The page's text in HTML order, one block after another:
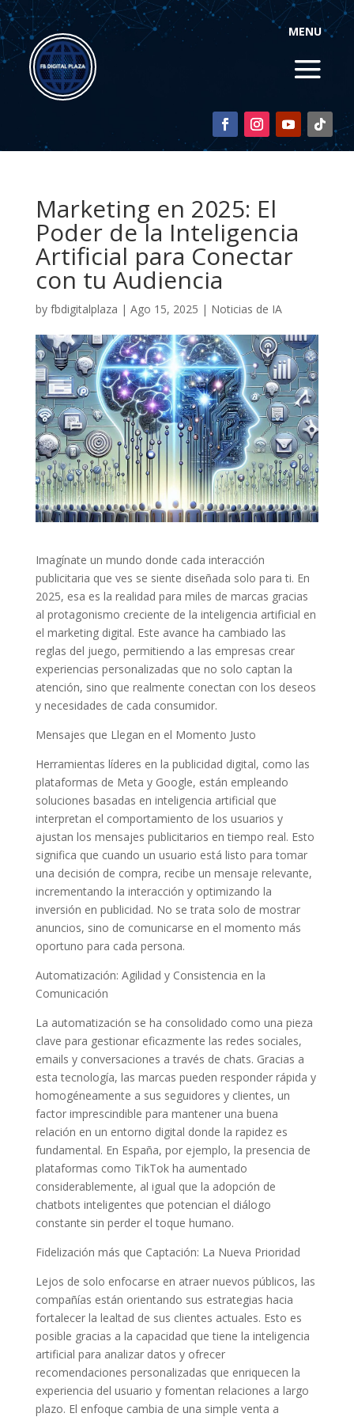
MENU
Marketing en 2025: El
Poder de la Inteligencia
Artificial para Conectar
con tu Audiencia
by fbdigitalplaza | Ago 15, 2025 | Noticias de IA
Imagínate un mundo donde cada interacción
publicitaria que ves se siente diseñada solo para ti. En
2025, esa es la realidad para miles de marcas gracias
al protagonismo creciente de la inteligencia artificial en
el marketing digital. Este avance ha cambiado las
reglas del juego, permitiendo a las empresas crear
experiencias personalizadas que no solo captan la
atención, sino que realmente conectan con los deseos
y necesidades de cada consumidor.
Mensajes que Llegan en el Momento Justo
Herramientas líderes en la publicidad digital, como las
plataformas de Meta y Google, están empleando
soluciones basadas en inteligencia artificial que
interpretan el comportamiento de los usuarios y
ajustan los mensajes publicitarios en tiempo real. Esto
significa que cuando un usuario está listo para tomar
una decisión de compra, recibe un mensaje relevante,
incrementando la interacción y optimizando la
inversión en publicidad. No se trata solo de mostrar
anuncios, sino de comunicarse en el momento más
oportuno para cada persona.
Automatización: Agilidad y Consistencia en la
Comunicación
La automatización se ha consolidado como una pieza
clave para gestionar eficazmente las redes sociales,
emails y conversaciones a través de chats. Gracias a
esta tecnología, las marcas pueden responder rápida y
homogéneamente a sus seguidores y clientes, un
factor imprescindible para mantener una buena
relación en un entorno digital donde la rapidez es
fundamental. En España, por ejemplo, la presencia de
plataformas como TikTok ha aumentado
considerablemente, al igual que la adopción de
chatbots inteligentes que potencian el diálogo
constante sin perder el toque humano.
Fidelización más que Captación: La Nueva Prioridad
Lejos de solo enfocarse en atraer nuevos públicos, las
compañías están orientando sus estrategias hacia
fortalecer la lealtad de sus clientes actuales. Esto es
posible gracias a la capacidad que tiene la inteligencia
artificial para analizar datos y ofrecer
recomendaciones personalizadas que enriquecen la
experiencia del usuario y fomentan relaciones a largo
plazo. El enfoque cambia de una simple venta a